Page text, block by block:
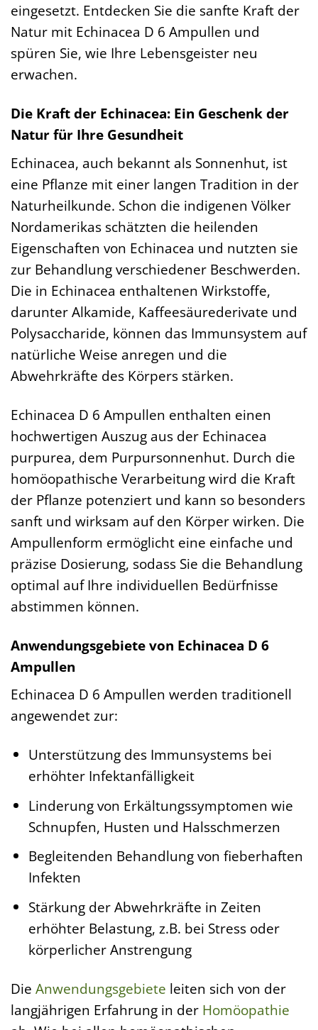
eingesetzt. Entdecken Sie die sanfte Kraft der
Natur mit Echinacea D 6 Ampullen und
spüren Sie, wie Ihre Lebensgeister neu
erwachen.
Die Kraft der Echinacea: Ein Geschenk der
Natur für Ihre Gesundheit
Echinacea, auch bekannt als Sonnenhut, ist
eine Pflanze mit einer langen Tradition in der
Naturheilkunde. Schon die indigenen Völker
Nordamerikas schätzten die heilenden
Eigenschaften von Echinacea und nutzten sie
zur Behandlung verschiedener Beschwerden.
Die in Echinacea enthaltenen Wirkstoffe,
darunter Alkamide, Kaffeesäurederivate und
Polysaccharide, können das Immunsystem auf
natürliche Weise anregen und die
Abwehrkräfte des Körpers stärken.
Echinacea D 6 Ampullen enthalten einen
hochwertigen Auszug aus der Echinacea
purpurea, dem Purpursonnenhut. Durch die
homöopathische Verarbeitung wird die Kraft
der Pflanze potenziert und kann so besonders
sanft und wirksam auf den Körper wirken. Die
Ampullenform ermöglicht eine einfache und
präzise Dosierung, sodass Sie die Behandlung
optimal auf Ihre individuellen Bedürfnisse
abstimmen können.
Anwendungsgebiete von Echinacea D 6
Ampullen
Echinacea D 6 Ampullen werden traditionell
angewendet zur:
Unterstützung des Immunsystems bei
erhöhter Infektanfälligkeit
Linderung von Erkältungssymptomen wie
Schnupfen, Husten und Halsschmerzen
Begleitenden Behandlung von fieberhaften
Infekten
Stärkung der Abwehrkräfte in Zeiten
erhöhter Belastung, z.B. bei Stress oder
körperlicher Anstrengung
Die Anwendungsgebiete leiten sich von der
langjährigen Erfahrung in der Homöopathie